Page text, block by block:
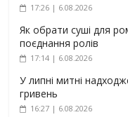
17:26 | 6.08.2026
Як обрати суші для
поєднання ролів
17:14 | 6.08.2026
У липні митні
гривень
16:27 | 6.08.2026